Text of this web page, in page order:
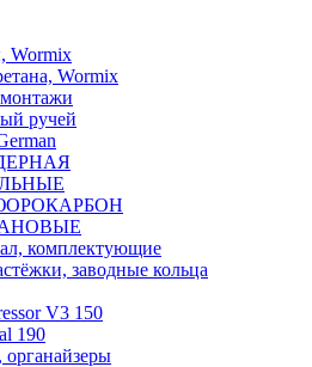
Wormix
Wormix
ручей
комплектующие
заводные кольца
V3 150
190